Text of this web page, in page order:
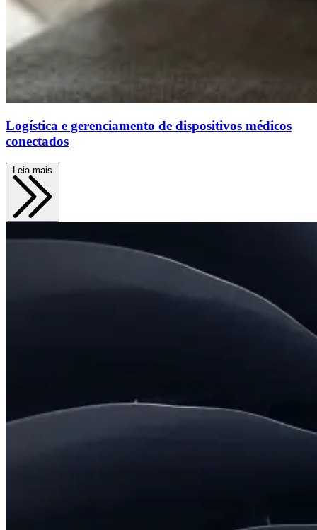
Logística e gerenciamento de dispositivos médicos
conectados
Leia mais